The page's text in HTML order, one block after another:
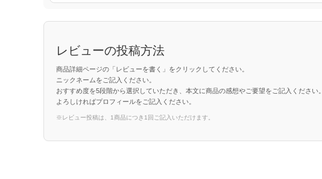
レビューの投稿方法
商品詳細ページの「レビューを書く」をクリックしてください。
ニックネームをご記入ください。
おすすめ度を5段階から選択していただき、本文に商品の感想やご要望をご記入ください。
よろしければプロフィールをご記入ください。
※レビュー投稿は、1商品につき1回ご記入いただけます。